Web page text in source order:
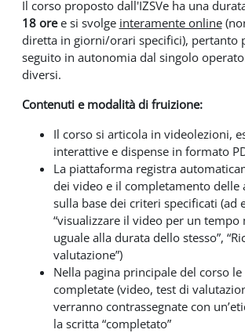
Il corso proposto dall'IZSVe ha una
18 oree si svolge interamente online
diretta in giorni/orari specifici), pertanto
seguito in autonomia dal singolo
diversi.
Contenuti e modalità di fruizione:
Il corso si articola in videolezioni,
interattive e dispense in formato
La piattaforma registra
dei video e il completamento delle
sulla base dei criteri specificati (ad
“visualizzare il video per un tempo
uguale alla durata dello stesso”,
valutazione”)
Nella pagina principale del corso
completate (video, test di
verranno contrassegnate con
la scritta “completato”